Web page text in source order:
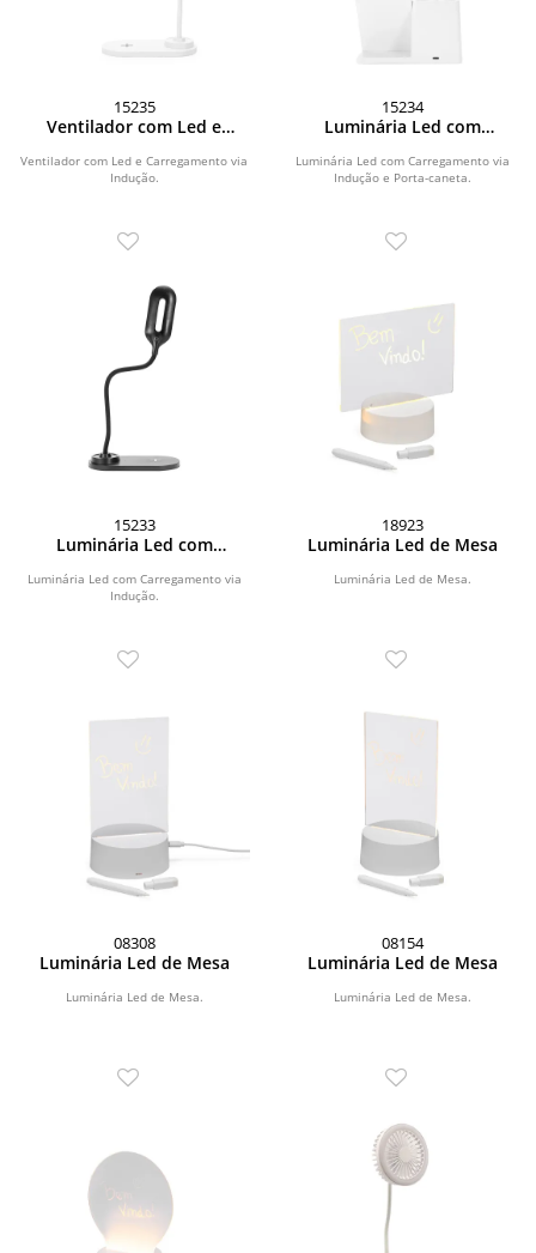
15235
Ventilador com Led e
Ventilador com Led e Carregamento via
Indução.
15234
Luminária Led com
Porta-caneta
Luminária Led com Carregamento via
Indução e Porta-caneta.
15233
Luminária Led com
Luminária Led com Carregamento via
Indução.
18923
Luminária Led de Mesa
Luminária Led de Mesa.
08308
Luminária Led de Mesa
Luminária Led de Mesa.
08154
Luminária Led de Mesa
Luminária Led de Mesa.